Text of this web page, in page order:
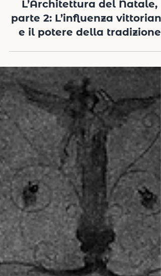
L’Architettura del Natale,
parte 2: L’influenza
e il potere della tradizione